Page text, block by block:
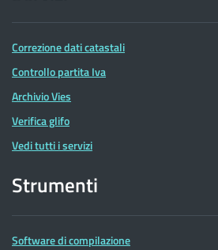
Correzione dati catastali
Controllo partita Iva
Archivio Vies
Verifica glifo
Vedi tutti i servizi
Strumenti
Software di compilazione